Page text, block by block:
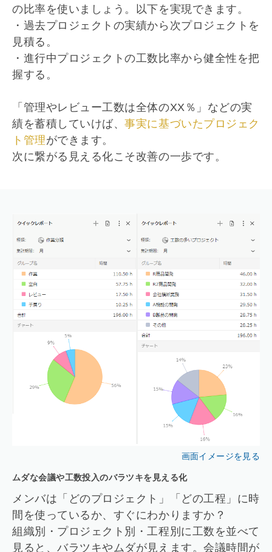
の比率を使いましょう。以下を実現できます。
・過去プロジェクトの実績から次プロジェクトを
見積る。
・進行中プロジェクトの工数比率から健全性を把
握する。
「管理やレビュー工数は全体のXX％」などの実
績を蓄積していけば、事実に基づいたプロジェク
ト管理ができます。
次に繋がる見える化こそ改善の一歩です。
画面イメージを見る
ムダな会議や工数投入のバラツキを見える化
メンバは「どのプロジェクト」「どの工程」に時
間を使っているか、すぐにわかりますか？
組織別・プロジェクト別・工程別に工数を並べて
見ると、バラツキやムダが見えます。会議時間が